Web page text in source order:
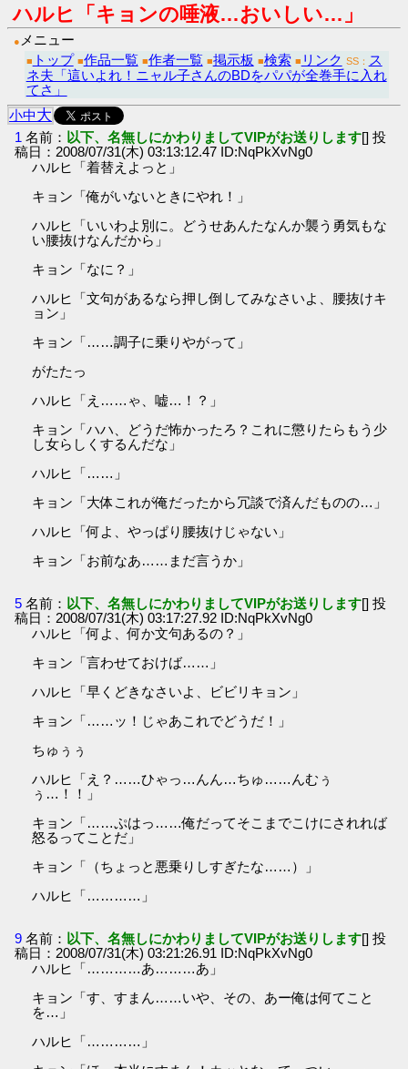
ハルヒ「キョンの唾液…おいしい…」
● メニュー
■ トップ ■作品一覧 ■作者一覧 ■掲示板 ■検索 ■ リンク SS： ス
ネ夫「這いよれ！ニャル子さんのBDをパパが全巻手に入れ
てさ」
小中大
1 名前： 以下、名無しにかわりましてVIPがお送りします[] 投
稿日：2008/07/31(木) 03:13:12.47 ID:NqPkXvNg0
ハルヒ「着替えよっと」
キョン「俺がいないときにやれ！」
ハルヒ「いいわよ別に。どうせあんたなんか襲う勇気もな
い腰抜けなんだから」
キョン「なに？」
ハルヒ「文句があるなら押し倒してみなさいよ、腰抜けキ
ョン」
キョン「……調子に乗りやがって」
がたたっ
ハルヒ「え……ゃ、嘘…！？」
キョン「ハハ、どうだ怖かったろ？これに懲りたらもう少
し女らしくするんだな」
ハルヒ「……」
キョン「大体これが俺だったから冗談で済んだものの…」
ハルヒ「何よ、やっぱり腰抜けじゃない」
キョン「お前なあ……まだ言うか」
5 名前： 以下、名無しにかわりましてVIPがお送りします[] 投
稿日：2008/07/31(木) 03:17:27.92 ID:NqPkXvNg0
ハルヒ「何よ、何か文句あるの？」
キョン「言わせておけば……」
ハルヒ「早くどきなさいよ、ビビリキョン」
キョン「……ッ！じゃあこれでどうだ！」
ちゅぅぅ
ハルヒ「え？……ひゃっ…んん…ちゅ……んむぅ
ぅ…！！」
キョン「……ぷはっ……俺だってそこまでこけにされれば
怒るってことだ」
キョン「（ちょっと悪乗りしすぎたな……）」
ハルヒ「…………」
9 名前： 以下、名無しにかわりましてVIPがお送りします[] 投
稿日：2008/07/31(木) 03:21:26.91 ID:NqPkXvNg0
ハルヒ「…………あ………あ」
キョン「す、すまん……いや、その、あー俺は何てこと
を…」
ハルヒ「…………」